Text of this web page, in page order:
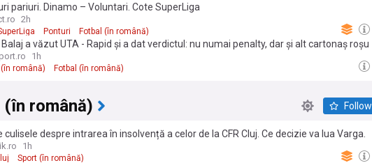
pariuri. Dinamo – Voluntari. Cote SuperLiga
2h
Ponturi Fotbal (în română)
a văzut UTA - Rapid și a dat verdictul: nu numai penalty, dar și alt cartonaș roșu
1h
(în română) Fotbal (în română)
(în română) Follow
culisele despre intrarea în insolvență a celor de la CFR Cluj. Ce decizie va lua Varga.
1h
Sport (în română)